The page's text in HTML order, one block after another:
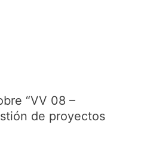
“VV 08 –
de proyectos